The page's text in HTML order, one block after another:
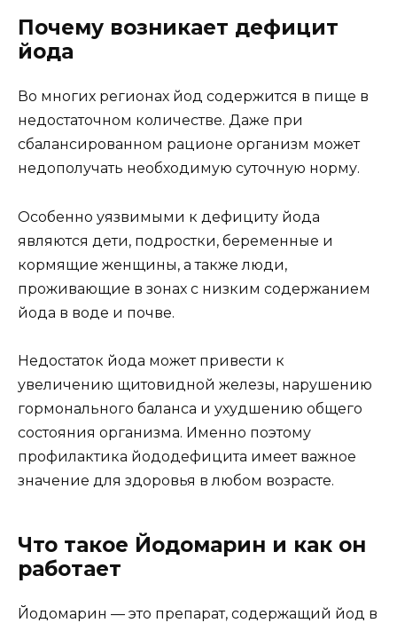
Почему возникает дефицит
йода
Во многих регионах йод содержится в пище в
недостаточном количестве. Даже при
сбалансированном рационе организм может
недополучать необходимую суточную норму.
Особенно уязвимыми к дефициту йода
являются дети, подростки, беременные и
кормящие женщины, а также люди,
проживающие в зонах с низким содержанием
йода в воде и почве.
Недостаток йода может привести к
увеличению щитовидной железы, нарушению
гормонального баланса и ухудшению общего
состояния организма. Именно поэтому
профилактика йододефицита имеет важное
значение для здоровья в любом возрасте.
Что такое Йодомарин и как он
работает
Йодомарин — это препарат, содержащий йод в